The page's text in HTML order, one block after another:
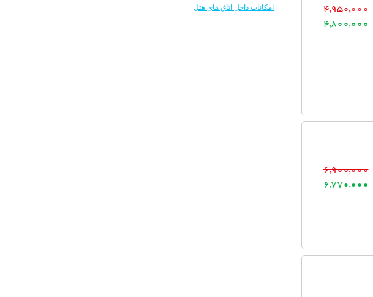
4,950,000
4,800,000
6,900,000
6,770,000
امکانات داخل اتاق های هتل